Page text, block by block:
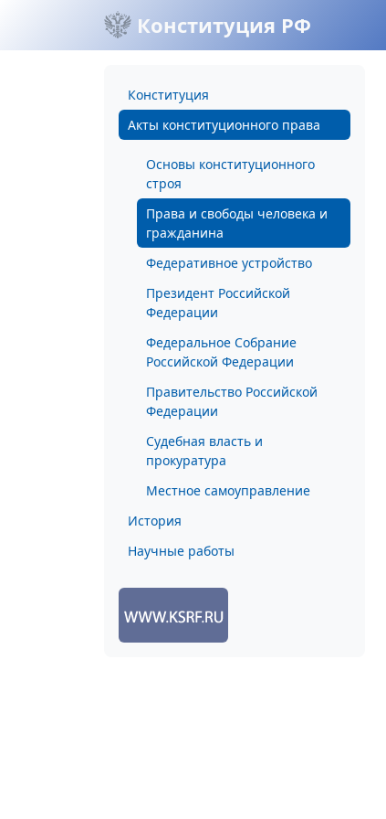
Конституция РФ
Конституция
Акты конституционного права
Основы конституционного
строя
Права и свободы человека и
гражданина
Федеративное устройство
Президент Российской
Федерации
Федеральное Собрание
Российской Федерации
Правительство Российской
Федерации
Судебная власть и
прокуратура
Местное самоуправление
История
Научные работы